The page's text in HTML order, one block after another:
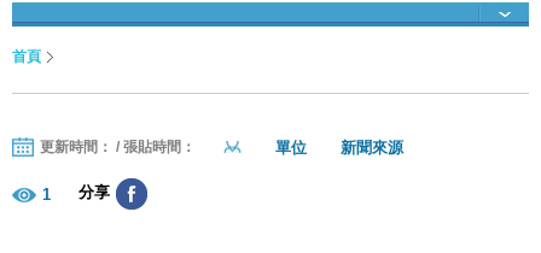
首頁
更新時間： / 張貼時間： 單位 新聞來源
1 分享